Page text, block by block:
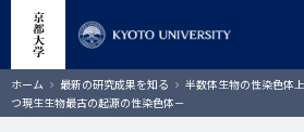
コ
ン
テ
サイト内検索
ホーム 最新の研究成果を知る
半数体生物の性染色体
つ現生生物最古の起源の性染色体－